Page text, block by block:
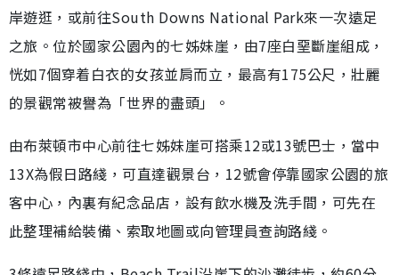
岸遊逛，或前往South Downs National Park來一次遠足
之旅。位於國家公園內的七姊妹崖，由7座白堊斷崖組成，
恍如7個穿着白衣的女孩並肩而立，最高有175公尺，壯麗
的景觀常被譽為「世界的盡頭」。
由布萊頓市中心前往七姊妹崖可搭乘12或13號巴士，當中
13X為假日路綫，可直達觀景台，12號會停靠國家公園的旅
客中心，內裏有紀念品店，設有飲水機及洗手間，可先在
此整理補給裝備、索取地圖或向管理員查詢路綫。